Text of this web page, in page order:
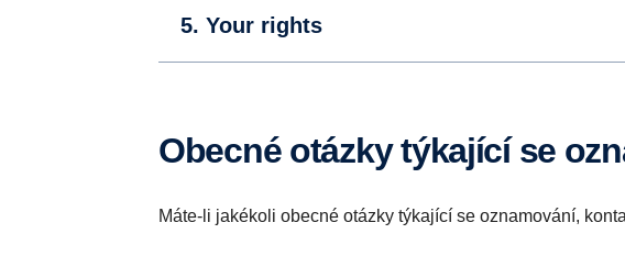
5. Your rights
Obecné otázky týkající se
Máte-li jakékoli obecné otázky týkající se oznamování,